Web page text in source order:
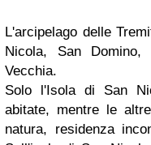
L'arcipelago delle
Nicola, San Domino,
Vecchia.
Solo l'Isola di San
abitate, mentre le
natura, residenza